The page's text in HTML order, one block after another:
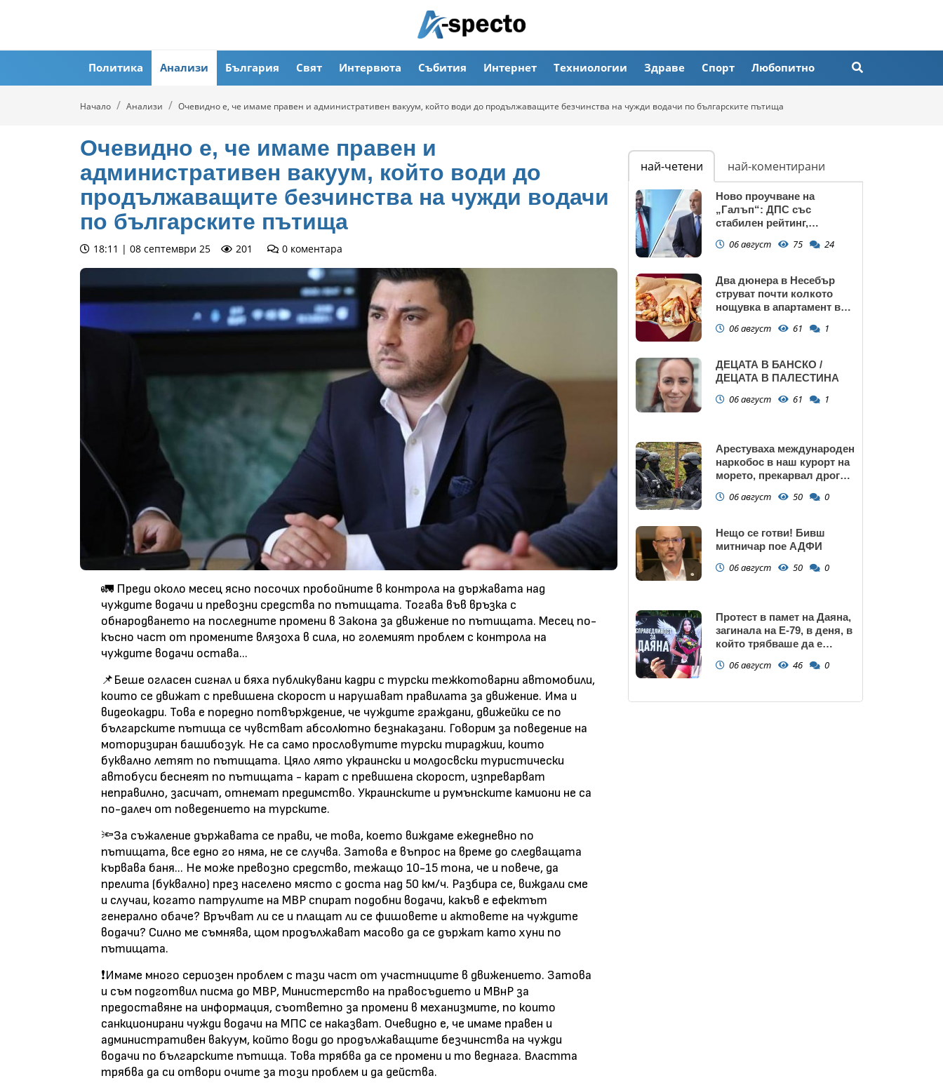
Политика Анализи България Свят Интервюта Събития Интернет Техниологии Здраве Спорт Любопитно
Начало Анализи Очевидно е, че имаме правен и административен вакуум, който води до продължаващите безчинства на чужди водачи по българските пътища
Очевидно е, че имаме правен и
административен вакуум, който води до
продължаващите безчинства на чужди водачи
по българските пътища
18:11 | 08 септември 25 201 0 коментара
🚛 Преди около месец ясно посочих пробойните в контрола на държавата над
чуждите водачи и превозни средства по пътищата. Тогава във връзка с
обнародването на последните промени в Закона за движение по пътищата. Месец по-
късно част от промените влязоха в сила, но големият проблем с контрола на
чуждите водачи остава...
📌Беше огласен сигнал и бяха публикувани кадри с турски тежкотоварни автомобили,
които се движат с превишена скорост и нарушават правилата за движение. Има и
видеокадри. Това е поредно потвърждение, че чуждите граждани, движейки се по
българските пътища се чувстват абсолютно безнаказани. Говорим за поведение на
моторизиран башибозук. Не са само прословутите турски тираджии, които
буквално летят по пътищата. Цяло лято украински и молдосвски туристически
автобуси беснеят по пътищата - карат с превишена скорост, изпреварват
неправилно, засичат, отнемат предимство. Украинските и румънските камиони не са
по-далеч от поведението на турските.
🔦За съжаление държавата се прави, че това, което виждаме ежедневно по
пътищата, все едно го няма, не се случва. Затова е въпрос на време до следващата
кървава баня... Не може превозно средство, тежащо 10-15 тона, че и повече, да
прелита (буквално) през населено място с доста над 50 км/ч. Разбира се, виждали сме
и случаи, когато патрулите на МВР спират подобни водачи, какъв е ефектът
генерално обаче? Връчват ли се и плащат ли се фишовете и актовете на чуждите
водачи? Силно ме съмнява, щом продължават масово да се държат като хуни по
пътищата.
❗️Имаме много сериозен проблем с тази част от участниците в движението. Затова
и съм подготвил писма до МВР, Министерство на правосъдието и МВнР за
предоставяне на информация, съответно за промени в механизмите, по които
санкционирани чужди водачи на МПС се наказват. Очевидно е, че имаме правен и
административен вакуум, който води до продължаващите безчинства на чужди
водачи по българските пътища. Това трябва да се промени и то веднага. Властта
трябва да си отвори очите за този проблем и да действа.
най-четени най-коментирани
Ново проучване на
„Галъп“: ДПС със
стабилен рейтинг,
запазва
06 август 75 24
Два дюнера в Несебър
струват почти колкото
нощувка в апартамент в
06 август 61 1
ДЕЦАТА В БАНСКО /
ДЕЦАТА В ПАЛЕСТИНА
06 август 61 1
Арестуваха международен
наркобос в наш курорт на
морето, прекарвал дрога
06 август 50 0
Нещо се готви! Бивш
митничар пое АДФИ
06 август 50 0
Протест в памет на Даяна,
загинала на Е-79, в деня, в
който трябваше да е
06 август 46 0